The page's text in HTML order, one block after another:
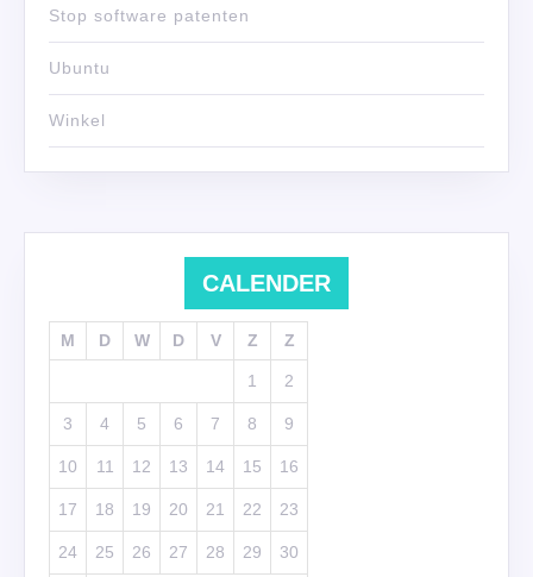
Stop software patenten
Ubuntu
Winkel
CALENDER
M D W D V Z Z
1 2
3 4 5 6 7 8 9
10 11 12 13 14 15 16
17 18 19 20 21 22 23
24 25 26 27 28 29 30